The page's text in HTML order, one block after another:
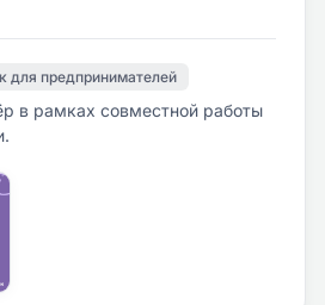
для предпринимателей
в рамках совместной работы